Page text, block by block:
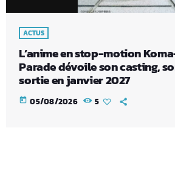
ACTUS
L’anime en stop-motion
Parade dévoile son casting,
sortie en janvier 2027
today 05/08/2026 5